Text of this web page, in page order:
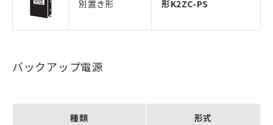
別置き形 形K2ZC-PS
バックアップ電源
種類 形式